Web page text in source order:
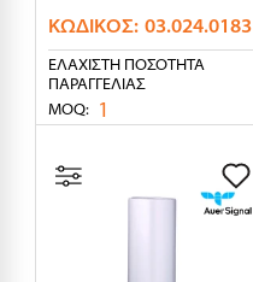
ΚΩΔΙΚΌΣ: 03.024.0183
ΕΛΆΧΙΣΤΗ ΠΟΣΌΤΗΤΑ
ΠΑΡΑΓΓΕΛΊΑΣ
MOQ: 1